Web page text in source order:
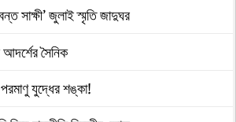
সাক্ষী’ জুলাই স্মৃতি জাদুঘর
আদর্শের সৈনিক
যুদ্ধের শঙ্কা!